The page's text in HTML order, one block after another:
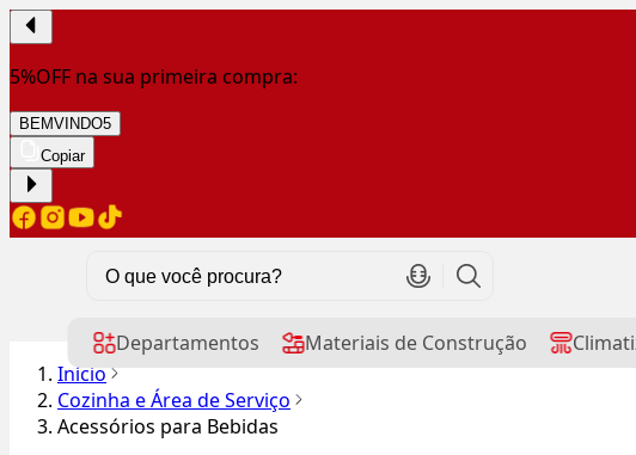
5%OFF na sua primeira compra:
BEMVINDO5
Copiar
Departamentos Materiais de Construção
Início
Cozinha e Área de Serviço
Acessórios para Bebidas